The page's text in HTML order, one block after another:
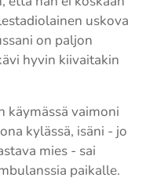
uskova
on paljon
hyvin kiivaitakin
käymässä vaimoni
kylässä, isäni - jo
mies - sai
paikalle.